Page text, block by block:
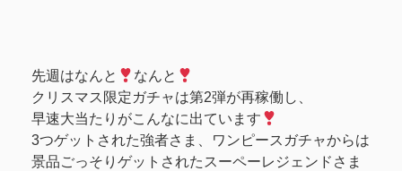
先週はなんと
なんと
クリスマス限定ガチャは第2弾が再稼働し、
早速大当たりがこんなに出ています
3つゲットされた強者さま、ワンピースガチャからは
景品ごっそりゲットされたスーペーレジェンドさま